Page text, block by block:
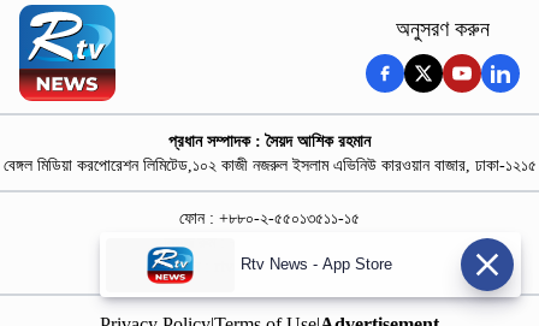
অনুসরণ করুন
প্রধান সম্পাদক : সৈয়দ আশিক রহমান
বেঙ্গল মিডিয়া করপোরেশন লিমিটেড,১০২ কাজী নজরুল ইসলাম এভিনিউ কারওয়ান বাজার, ঢাকা-১২১৫
ফোন : +৮৮০-২-৫৫০১৩৫১১-১৫
বিজ্ঞাপন :
rtvdigitalad@gmail.com
Rtv News - App Store